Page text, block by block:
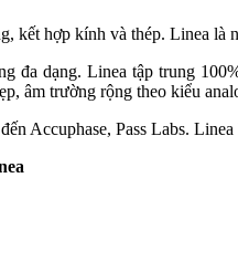
kết hợp kính và thép. Linea
đa dạng. Linea tập trung
âm trường rộng theo kiểu
Accuphase, Pass Labs.